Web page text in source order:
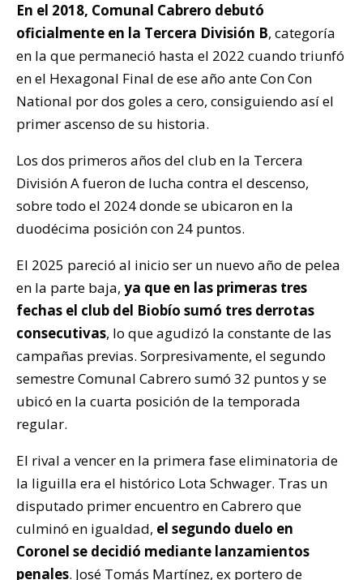
En el 2018, Comunal Cabrero debutó
oficialmente en la Tercera División B, categoría
en la que permaneció hasta el 2022 cuando triunfó
en el Hexagonal Final de ese año ante Con Con
National por dos goles a cero, consiguiendo así el
primer ascenso de su historia.
Los dos primeros años del club en la Tercera
División A fueron de lucha contra el descenso,
sobre todo el 2024 donde se ubicaron en la
duodécima posición con 24 puntos.
El 2025 pareció al inicio ser un nuevo año de pelea
en la parte baja, ya que en las primeras tres
fechas el club del Biobío sumó tres derrotas
consecutivas, lo que agudizó la constante de las
campañas previas. Sorpresivamente, el segundo
semestre Comunal Cabrero sumó 32 puntos y se
ubicó en la cuarta posición de la temporada
regular.
El rival a vencer en la primera fase eliminatoria de
la liguilla era el histórico Lota Schwager. Tras un
disputado primer encuentro en Cabrero que
culminó en igualdad, el segundo duelo en
Coronel se decidió mediante lanzamientos
penales. José Tomás Martínez, ex portero de